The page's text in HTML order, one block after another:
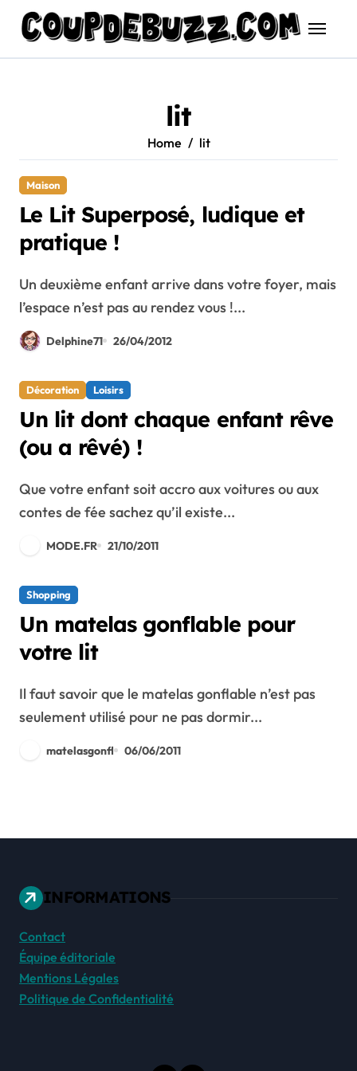
content
lit
Home lit
Maison
Le Lit Superposé, ludique et
pratique !
Un deuxième enfant arrive dans votre foyer, mais
l’espace n’est pas au rendez vous !...
Delphine71 26/04/2012
Décoration Loisirs
Un lit dont chaque enfant rêve
(ou a rêvé) !
Que votre enfant soit accro aux voitures ou aux
contes de fée sachez qu’il existe...
MODE.FR 21/10/2011
Shopping
Un matelas gonflable pour
votre lit
Il faut savoir que le matelas gonflable n’est pas
seulement utilisé pour ne pas dormir...
matelasgonfl 06/06/2011
INFORMATIONS
Contact
Équipe éditoriale
Mentions Légales
Politique de Confidentialité